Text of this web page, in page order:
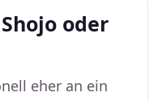
oder
eher an ein